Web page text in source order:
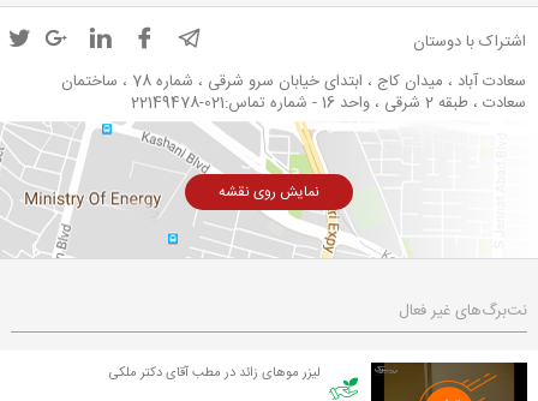
اشتراک با دوستان
سعادت آباد ، میدان کاج ، ابتدای خیابان سرو شرقی ، شماره 78 ، ساختمان
سعادت ، طبقه 2 شرقی ، واحد 16 - شماره تماس:021-22149478
نمایش روی نقشه
نت‌برگ‌های غیر فعال
لیزر موهای زائد در مطب آقای دکتر ملکی